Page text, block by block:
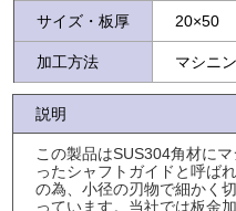
サイズ・板厚 20×50
加工方法 マシニ
説明
この製品はSUS304角材に
ったシャフトガイドと呼ば
の為、小径の刃物で細かく
っています。当社では板金